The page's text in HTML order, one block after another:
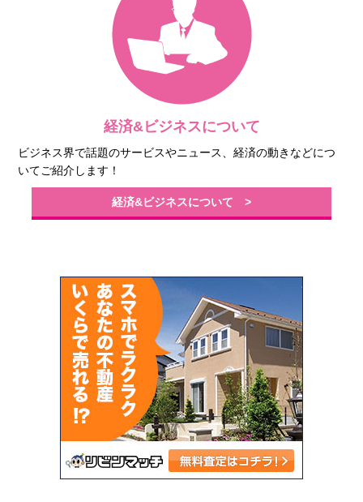
経済&ビジネスについて
ビジネス界で話題のサービスやニュース、経済の動きなどにつ
いてご紹介します！
経済&ビジネスについて >